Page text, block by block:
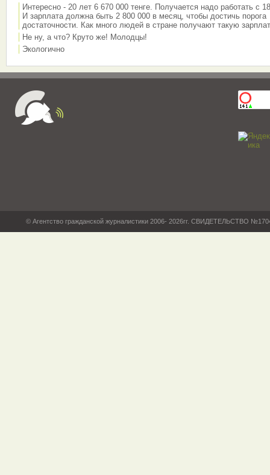
Интересно - 20 лет 6 670 000 тенге. Получается надо работать с
И зарплата должна быть 2 800 000 в месяц, чтобы достичь порога
достаточности. Как много людей в стране получают такую
Не ну, а что? Круто же! Молодцы!
Экологично
© Агентство гражданской журналистики 2006- 2026гг. СВИДЕТЕЛЬСТВО